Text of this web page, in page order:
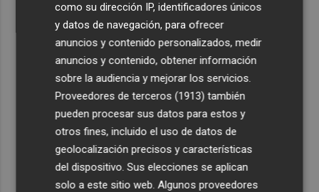
Recibe toda la actualidad de
Plaza Podcast en tu correo
Quiero suscribirme
como su dirección IP, identificadores únicos
y datos de navegación, para ofrecer
anuncios y contenido personalizados, medir
anuncios y contenido, obtener información
sobre la audiencia y mejorar los servicios.
Proveedores de terceros (1913) también
pueden procesar sus datos para estos y
otros fines, incluido el uso de datos de
geolocalización precisos y características
del dispositivo. Sus elecciones se aplican
solo a este sitio web. Algunos proveedores